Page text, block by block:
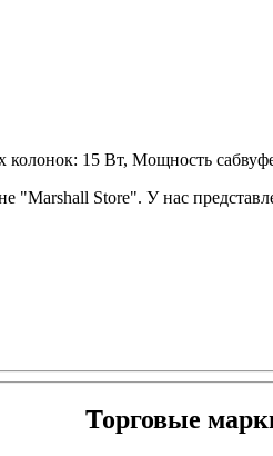
15 Вт, Мощность
"Marshall Store". У нас
Торговые